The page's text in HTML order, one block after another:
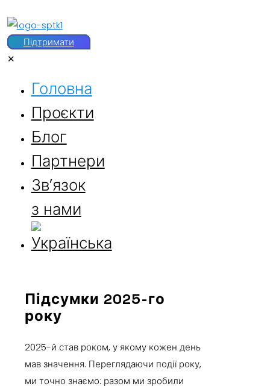
Підтримати
✕
Головна
Проєкти
Блог
Партнери
Звʼязок
з нами
Підсумки 2025-го
року
2025-й став роком, у якому кожен день
мав значення. Переглядаючи події року,
ми точно знаємо: разом ми зробили